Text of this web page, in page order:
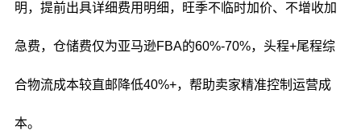
明，提前出具详细费用明细，旺季不临时加价、不增收加
急费，仓储费仅为亚马逊FBA的60%-70%，头程+尾程综
合物流成本较直邮降低40%+，帮助卖家精准控制运营成
本。